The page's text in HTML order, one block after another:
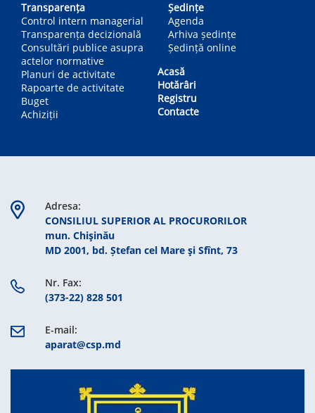
Transparența
Control intern managerial
Transparența decizională
Consultări publice asupra
actelor normative
Planuri de activitate
Rapoarte de activitate
Buget
Achiziții
Ședințe
Agenda
Arhiva ședințe
Ședință online
Acasă
Hotărâri
Registru
Contacte
Adresa:
CONSILIUL SUPERIOR AL PROCURORILOR
mun. Chişinău
MD 2001, bd. Ștefan cel Mare şi Sfînt, 73
Nr. Fax:
(373-22) 828 501
E-mail:
aparat@csp.md